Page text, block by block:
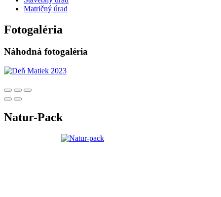
Matričný úrad
Fotogaléria
Náhodná fotogaléria
Natur-Pack